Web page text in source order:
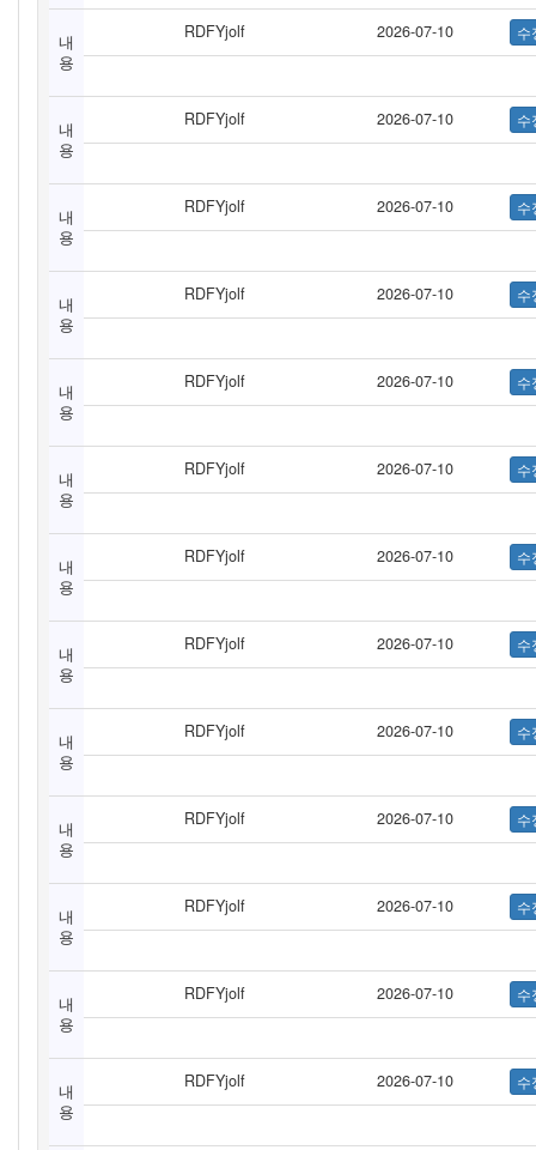
내
용
RDFYjolf 2026-07-10
내
용
RDFYjolf 2026-07-10
내
용
RDFYjolf 2026-07-10
내
용
RDFYjolf 2026-07-10
내
용
RDFYjolf 2026-07-10
내
용
RDFYjolf 2026-07-10
내
용
RDFYjolf 2026-07-10
내
용
RDFYjolf 2026-07-10
내
용
RDFYjolf 2026-07-10
내
용
RDFYjolf 2026-07-10
내
용
RDFYjolf 2026-07-10
내
용
RDFYjolf 2026-07-10
내
용
RDFYjolf 2026-07-10